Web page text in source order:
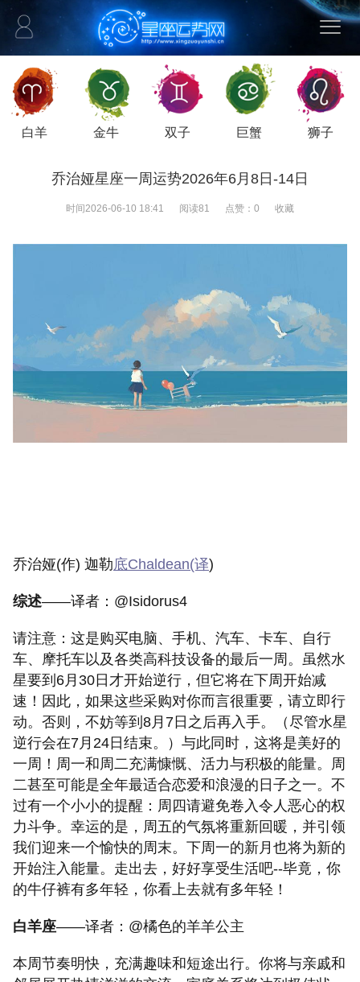
白羊 金牛 双子 巨蟹 狮子
乔治娅星座一周运势2026年6月8日-14日
时间2026-06-10 18:41 阅读81 点赞： 0 收藏
乔治娅(作) 迦勒底Chaldean(译)
综述——译者：@Isidorus4
请注意：这是购买电脑、手机、汽车、卡车、自行
车、摩托车以及各类高科技设备的最后一周。虽然水
星要到6月30日才开始逆行，但它将在下周开始减
速！因此，如果这些采购对你而言很重要，请立即行
动。否则，不妨等到8月7日之后再入手。（尽管水星
逆行会在7月24日结束。）与此同时，这将是美好的
一周！周一和周二充满慷慨、活力与积极的能量。周
二甚至可能是全年最适合恋爱和浪漫的日子之一。不
过有一个小小的提醒：周四请避免卷入令人恶心的权
力斗争。幸运的是，周五的气氛将重新回暖，并引领
我们迎来一个愉快的周末。下周一的新月也将为新的
开始注入能量。走出去，好好享受生活吧--毕竟，你
的牛仔裤有多年轻，你看上去就有多年轻！
白羊座——译者：@橘色的羊羊公主
本周节奏明快，充满趣味和短途出行。你将与亲戚和